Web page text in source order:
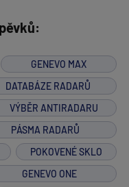
GENEVO MAX
DATABÁZE RADARŮ
VÝBĚR ANTIRADARU
PÁSMA RADARŮ
POKOVENÉ SKLO
GENEVO ONE